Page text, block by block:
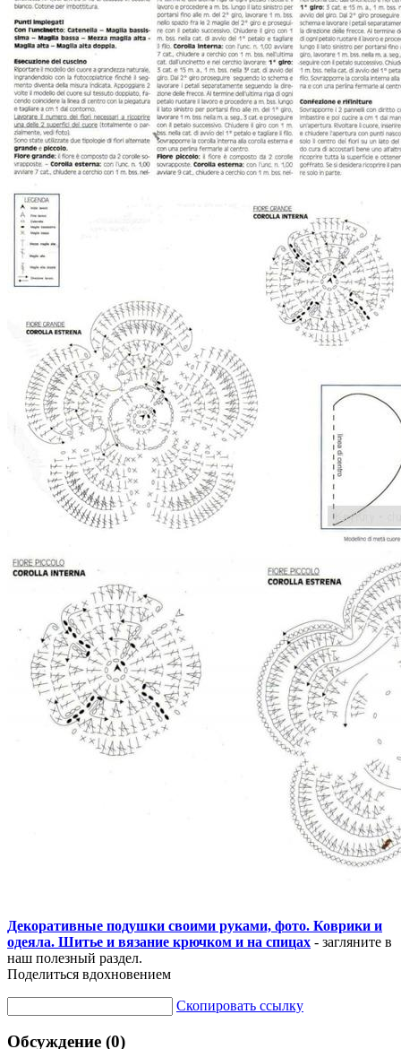
Декоративные подушки своими руками, фото. Коврики и
одеяла. Шитье и вязание крючком и на спицах - загляните в
наш полезный раздел.
Поделиться вдохновением
Скопировать ссылку
Обсуждение (0)